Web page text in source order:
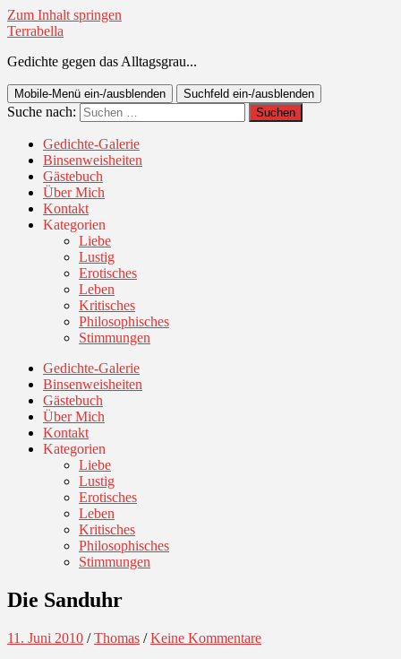
Zum Inhalt springen
Terrabella
Gedichte gegen das Alltagsgrau...
Mobile-Menü ein-/ausblenden Suchfeld ein-/ausblenden
Suche nach:
Gedichte-Galerie
Binsenweisheiten
Gästebuch
Über Mich
Kontakt
Kategorien
Liebe
Lustig
Erotisches
Leben
Kritisches
Philosophisches
Stimmungen
Gedichte-Galerie
Binsenweisheiten
Gästebuch
Über Mich
Kontakt
Kategorien
Liebe
Lustig
Erotisches
Leben
Kritisches
Philosophisches
Stimmungen
Die Sanduhr
11. Juni 2010 /Thomas /Keine Kommentare